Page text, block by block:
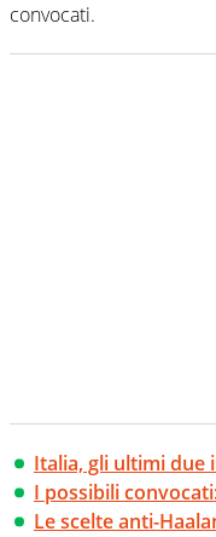
convocati.
Italia, gli ultimi due
I possibili
Le scelte anti-